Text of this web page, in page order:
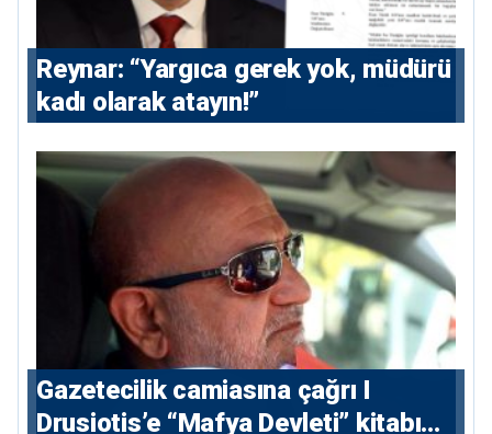
Reynar: “Yargıca gerek yok, müdürü
kadı olarak atayın!”
Gazetecilik camiasına çağrı I
⁠Drusiotis’e “Mafya Devleti” kitabı